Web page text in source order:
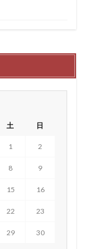
土 日
1 2
8 9
15 16
22 23
29 30